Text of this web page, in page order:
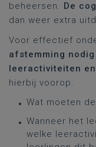
beheersen. De
dan weer extra
Voor effectief
afstemming
leeractiviteiten
hierbij voorop.
Wat moeten
Wanneer het
welke